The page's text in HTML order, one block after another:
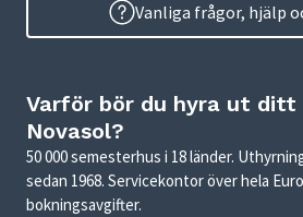
Vanliga frågor, hjälp
Varför bör du hyra ut ditt
Novasol?
50 000 semesterhus i 18 länder.
sedan 1968. Servicekontor över hela
bokningsavgifter.